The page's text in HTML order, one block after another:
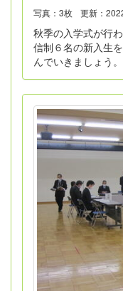
写真：3枚 更新：
秋季の入学式が行
信制６名の新入生
んでいきましょう。